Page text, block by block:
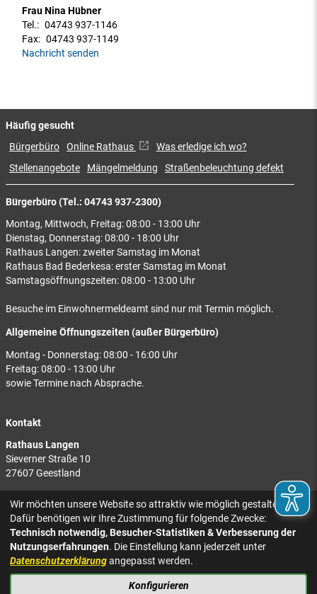
Frau Nina Hübner
Tel.: 04743 937-1146
Fax: 04743 937-1149
Nachricht senden
Bürgerbüro (Tel.: 04743 937-2300)
Montag, Mittwoch, Freitag: 08:00 - 13:00 Uhr
Dienstag, Donnerstag: 08:00 - 18:00 Uhr
Rathaus Langen: zweiter Samstag im Monat
Rathaus Bad Bederkesa: erster Samstag im Monat
Samstagsöffnungszeiten: 08:00 - 13:00 Uhr
Besuche im Einwohnermeldeamt sind nur mit Termin möglich.
Allgemeine Öffnungszeiten (außer Bürgerbüro)
Montag - Donnerstag: 08:00 - 16:00 Uhr
Freitag: 08:00 - 13:00 Uhr
sowie Termine nach Absprache.
Kontakt
Rathaus Langen
Sieverner Straße 10
27607 Geestland
Rathaus Bad Bederkesa
Am Markt 8
27624 Geestland
Tel.: 04743 937-2300
Häufig gesucht
Bürgerbüro Online Rathaus
Was erledige ich wo?
Stellenangebote
Mängelmeldung Straßenbeleuchtung defekt
Wir möchten unsere Website so attraktiv wie möglich gestalten.
Dafür benötigen wir Ihre Zustimmung für folgende Zwecke:
Technisch notwendig, Besucher-Statistiken & Verbesserung der
Nutzungserfahrungen. Die Einstellung kann jederzeit unter
Datenschutzerklärungangepasst werden.
Konfigurieren